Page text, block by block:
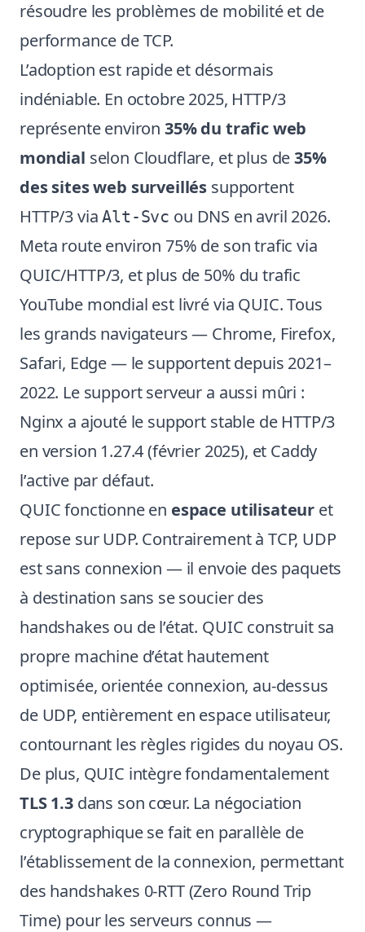
résoudre les problèmes de mobilité et de
performance de TCP.
L’adoption est rapide et désormais
indéniable. En octobre 2025, HTTP/3
représente environ 35% du trafic web
mondial selon Cloudflare, et plus de35%
des sites web surveillés supportent
HTTP/3 viaAlt-Svc ou DNS en avril 2026.
Meta route environ 75% de son trafic via
QUIC/HTTP/3, et plus de 50% du trafic
YouTube mondial est livré via QUIC. Tous
les grands navigateurs — Chrome, Firefox,
Safari, Edge — le supportent depuis 2021–
2022. Le support serveur a aussi mûri :
Nginx a ajouté le support stable de HTTP/3
en version 1.27.4 (février 2025), et Caddy
l’active par défaut.
QUIC fonctionne en espace utilisateur et
repose sur UDP. Contrairement à TCP, UDP
est sans connexion — il envoie des paquets
à destination sans se soucier des
handshakes ou de l’état. QUIC construit sa
propre machine d’état hautement
optimisée, orientée connexion, au-dessus
de UDP, entièrement en espace utilisateur,
contournant les règles rigides du noyau OS.
De plus, QUIC intègre fondamentalement
TLS 1.3dans son cœur. La négociation
cryptographique se fait en parallèle de
l’établissement de la connexion, permettant
des handshakes 0-RTT (Zero Round Trip
Time) pour les serveurs connus —